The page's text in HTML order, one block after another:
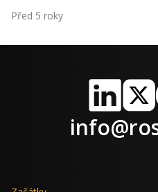
Před 5 roky
LinkedIn
X